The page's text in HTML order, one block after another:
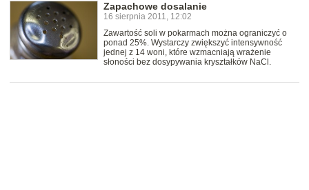
Zapachowe dosalanie
16 sierpnia 2011, 12:02
Zawartość soli w pokarmach można ograniczyć o
ponad 25%. Wystarczy zwiększyć intensywność
jednej z 14 woni, które wzmacniają wrażenie
słoności bez dosypywania kryształków NaCl.